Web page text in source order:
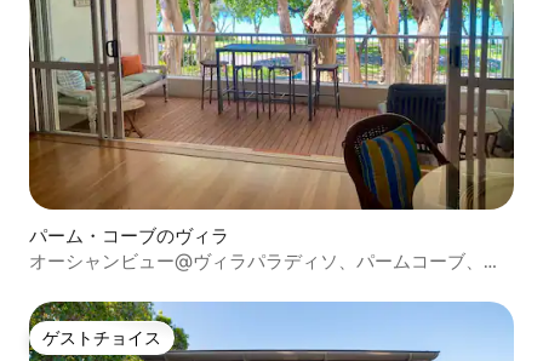
パーム・コーブのヴィラ
オーシャンビュー@ヴィラパラディソ、パームコーブ、プ
ゲストチョイス
ゲストチョイス